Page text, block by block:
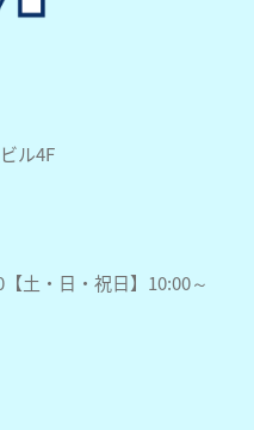
ル4F
土・日・祝日】10:00～